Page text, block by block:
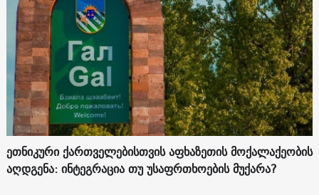
ეთნიკური ქართველებისთვის აფხაზეთის მოქალაქეობის
აღდგენა: ინტეგრაცია თუ უსაფრთხოების მუქარა?